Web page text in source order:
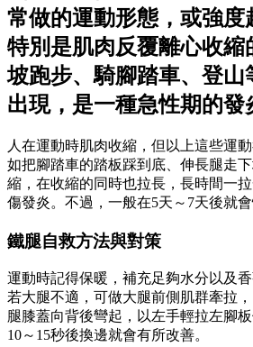
常做的運動形態，或強度
特別是肌肉反覆離心收縮
坡跑步、騎腳踏車、登山
出現，是一種急性期的發
人在運動時肌肉收縮，但以上這些運
如把腳踏車的踏板踩到底、伸長腿走
縮，在收縮的同時也拉長，長時間一
傷發炎。不過，一般在5天～7天後就會
鐵腿自救方法與對策
運動時記得保暖，補充足夠水分以及香
若大腿不適，可做大腿前側肌群牽拉
腿膝蓋向背後彎起，以左手輕拉左腳
10～15秒後換邊就會有所改善。